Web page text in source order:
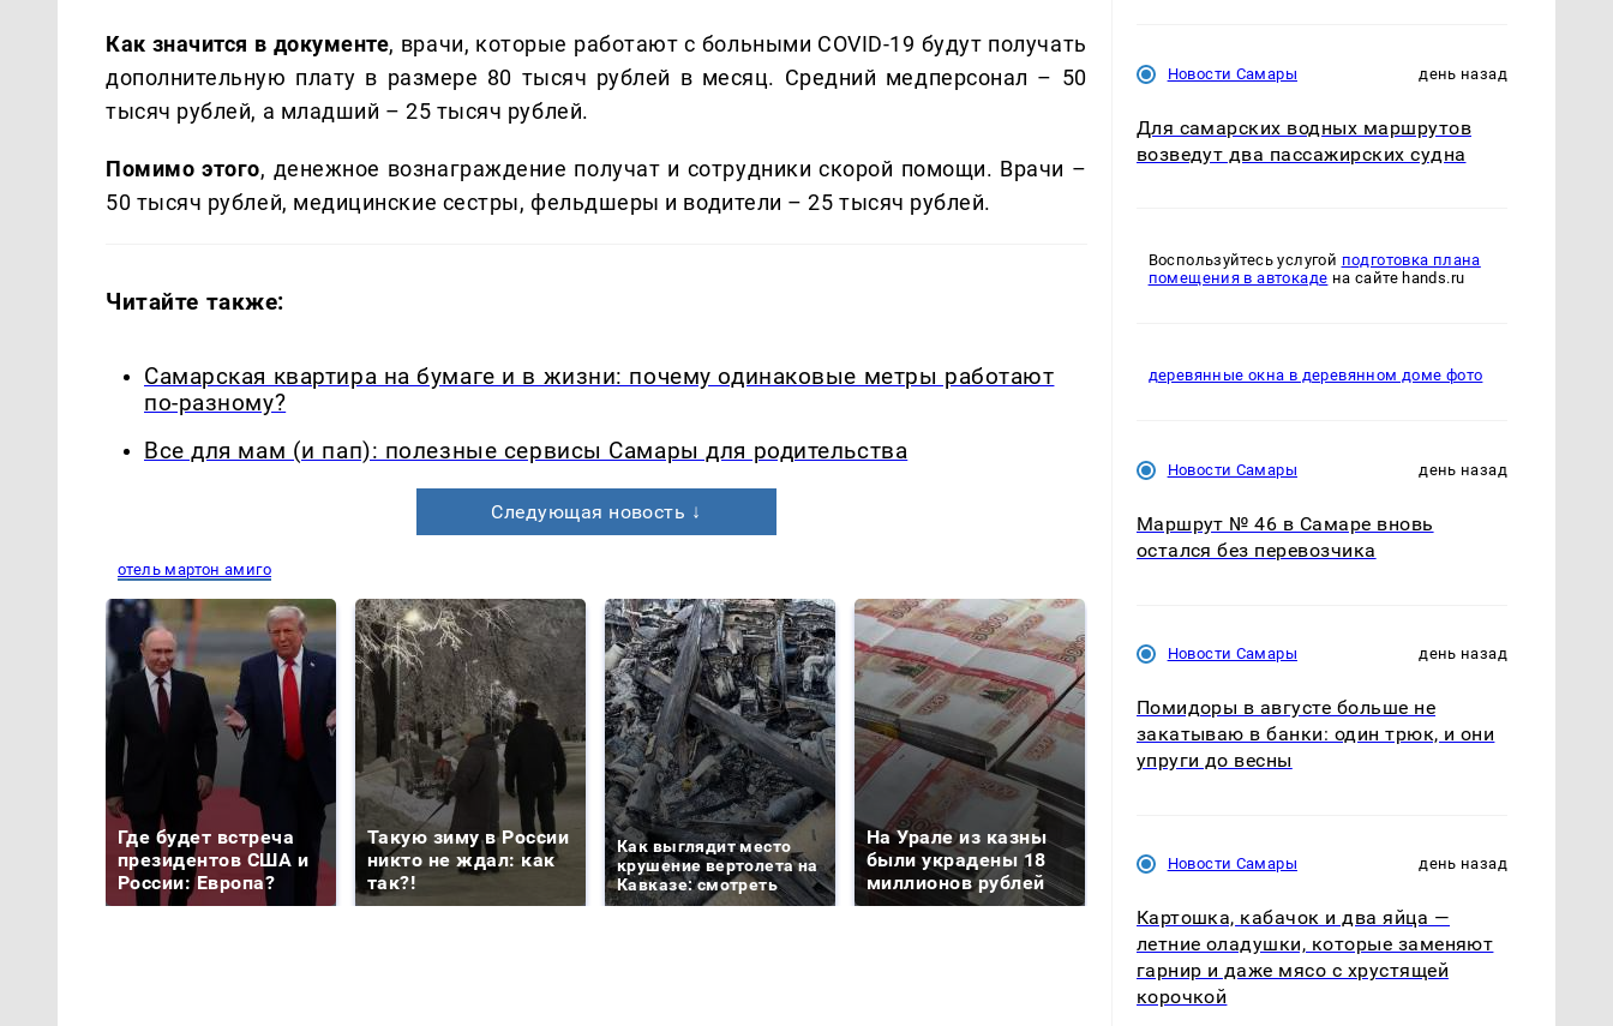
Как значится в документе, врачи, которые работают с больными COVID-19 будут получать
дополнительную плату в размере 80 тысяч рублей в месяц. Средний медперсонал – 50
тысяч рублей, а младший – 25 тысяч рублей.
Помимо этого, денежное вознаграждение получат и сотрудники скорой помощи. Врачи –
50 тысяч рублей, медицинские сестры, фельдшеры и водители – 25 тысяч рублей.
Читайте также:
Самарская квартира на бумаге и в жизни: почему одинаковые метры работают
по-разному?
Все для мам (и пап): полезные сервисы Самары для родительства
Следующая новость ↓
отель мартон амиго
Где будет встреча
президентов США и
России: Европа?
Такую зиму в России
никто не ждал: как
так?!
Как выглядит место
крушение вертолета на
Кавказе: смотреть
На Урале из казны
были украдены 18
миллионов рублей
готовую еду из
жестокое убийство
Новости Самары день назад
Для самарских водных маршрутов
возведут два пассажирских судна
Воспользуйтесь услугой подготовка плана
помещения в автокаде на сайте hands.ru
деревянные окна в деревянном доме фото
Новости Самары день назад
Маршрут № 46 в Самаре вновь
остался без перевозчика
Новости Самары день назад
Помидоры в августе больше не
закатываю в банки: один трюк, и они
упруги до весны
Новости Самары день назад
Картошка, кабачок и два яйца —
летние оладушки, которые заменяют
гарнир и даже мясо с хрустящей
корочкой